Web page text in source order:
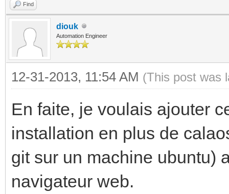
Find
diouk
Automation Engineer
12-31-2013, 11:54 AM (This post was
En faite, je voulais ajouter
installation en plus de
git sur un machine ubuntu)
navigateur web.